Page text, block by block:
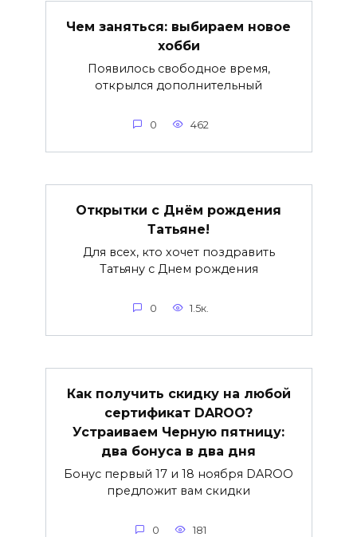
Чем заняться: выбираем новое
хобби
Появилось свободное время,
открылся дополнительный
0 462
Открытки с Днём рождения
Татьяне!
Для всех, кто хочет поздравить
Татьяну с Днем рождения
0 1.5к.
Как получить скидку на любой
сертификат DAROO?
Устраиваем Черную пятницу:
два бонуса в два дня
Бонус первый 17 и 18 ноября DAROO
предложит вам скидки
0 181